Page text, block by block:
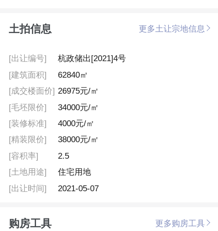
土拍信息 更多土让宗地信息
[出让编号]
杭政储出[2021]4号
[建筑面积]
62840㎡
[成交楼面价] 26975元/㎡
[毛坯限价]
34000元/㎡
[装修标准]
4000元/㎡
[精装限价]
38000元/㎡
[容积率]
2.5
[土地用途]
住宅用地
[出让时间]
2021-05-07
购房工具 更多购房工具